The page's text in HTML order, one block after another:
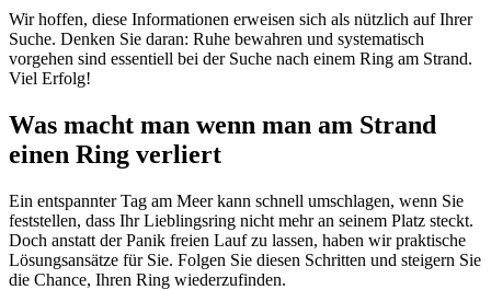
Wir hoffen, diese Informationen erweisen sich als nützlich auf Ihrer
Suche. Denken Sie daran: Ruhe bewahren und systematisch
vorgehen sind essentiell bei der Suche nach einem Ring am Strand.
Viel Erfolg!
Was macht man wenn man am Strand
einen Ring verliert
Ein entspannter Tag am Meer kann schnell umschlagen, wenn Sie
feststellen, dass Ihr Lieblingsring nicht mehr an seinem Platz steckt.
Doch anstatt der Panik freien Lauf zu lassen, haben wir praktische
Lösungsansätze für Sie. Folgen Sie diesen Schritten und steigern Sie
die Chance, Ihren Ring wiederzufinden.